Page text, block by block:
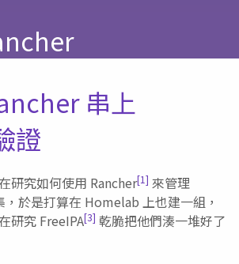
串上
證
研究如何使用 Rancher[1] 來管理
，於是打算在 Homelab 上也建一組，
研究 FreeIPA[3] 乾脆把他們湊一堆好了